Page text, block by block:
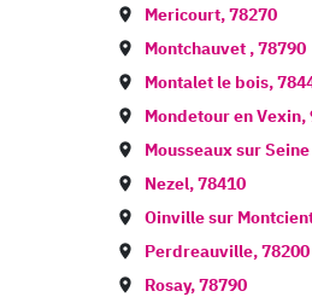
Mericourt,78270
Montchauvet ,78790
Montalet le bois,
Mondetour en Vexin,
Mousseaux sur Seine
Nezel,78410
Oinville sur
Perdreauville,78200
Rosay,78790